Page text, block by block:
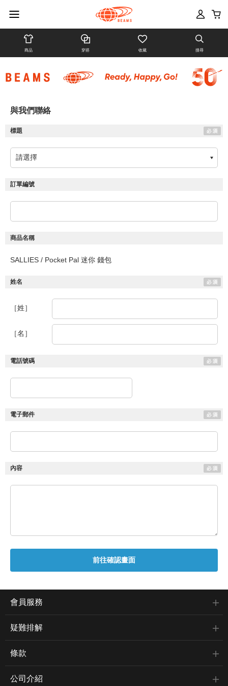
商品 穿搭 收藏 搜尋
與我們聯絡
標題
訂單編號
商品名稱
SALLIES / Pocket Pal 迷你 錢包
姓名
［姓］
［名］
電話號碼
電子郵件
內容
會員服務
疑難排解
條款
公司介紹